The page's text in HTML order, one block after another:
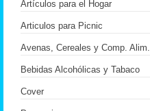
Artículos para el Hogar
Articulos para Picnic
Avenas, Cereales y Comp. Alim.
Bebidas Alcohólicas y Tabaco
Cover